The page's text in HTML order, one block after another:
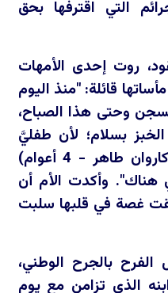
التي اقترفها بحق
روت إحدى الأمهات
قائلة: "منذ اليوم
وحتى هذا الصباح،
بسلام؛ لأن طفليَّ
(ملاك طاهر - 11 عاماً) و(كاروان طاهر - 4 أعوام)
هناك". وأكدت الأم أن
غصة في قلبها سلبت
بالجرح الوطني،
الذي تزامن مع يوم